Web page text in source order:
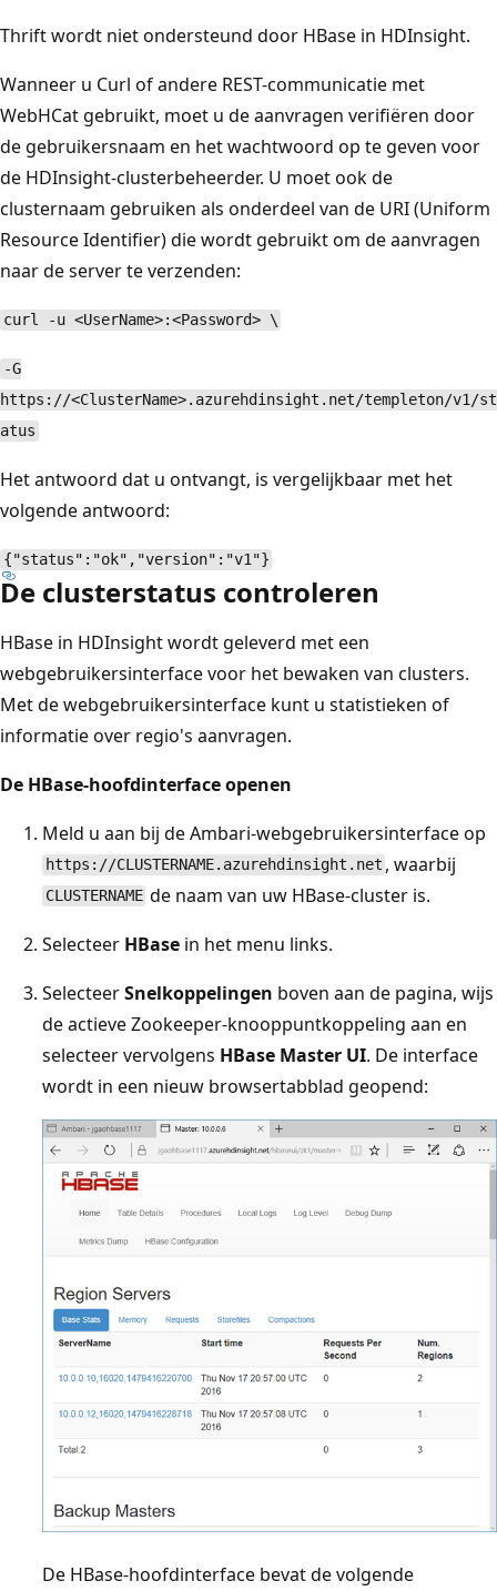
Thrift wordt niet ondersteund door HBase in HDInsight.
Wanneer u Curl of andere REST-communicatie met
WebHCat gebruikt, moet u de aanvragen verifiëren door
de gebruikersnaam en het wachtwoord op te geven voor
de HDInsight-clusterbeheerder. U moet ook de
clusternaam gebruiken als onderdeel van de URI (Uniform
Resource Identifier) die wordt gebruikt om de aanvragen
naar de server te verzenden:
curl -u <UserName>:<Password> \
-G
https://<ClusterName>.azurehdinsight.net/templeton/v1/st
atus
Het antwoord dat u ontvangt, is vergelijkbaar met het
volgende antwoord:
{"status":"ok","version":"v1"}
De clusterstatus controleren
HBase in HDInsight wordt geleverd met een
webgebruikersinterface voor het bewaken van clusters.
Met de webgebruikersinterface kunt u statistieken of
informatie over regio's aanvragen.
De HBase-hoofdinterface openen
Meld u aan bij de Ambari-webgebruikersinterface op
https://CLUSTERNAME.azurehdinsight.net , waarbij
CLUSTERNAME de naam van uw HBase-cluster is.
Selecteer HBase in het menu links.
SelecteerSnelkoppelingen boven aan de pagina, wijs
de actieve Zookeeper-knooppuntkoppeling aan en
selecteer vervolgens HBase Master UI. De interface
wordt in een nieuw browsertabblad geopend:
De HBase-hoofdinterface bevat de volgende